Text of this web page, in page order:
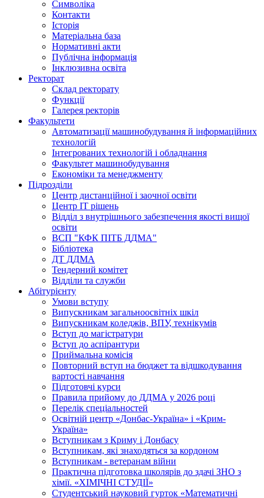
Символіка
Контакти
Історія
Матеріальна база
Нормативні акти
Публічна інформація
Інклюзивна освіта
Ректорат
Склад ректорату
Функції
Галерея ректорів
Факультети
Автоматизації машинобудування й інформаційних
технологій
Інтегрованих технологій і обладнання
Факультет машинобудування
Економіки та менеджменту
Підрозділи
Центр дистанційної і заочної освіти
Центр ІТ рішень
Відділ з внутрішнього забезпечення якості вищої
освіти
ВСП "КФК ПІТБ ДДМА"
Бібліотека
ДТ ДДМА
Тендерний комітет
Відділи та служби
Абітурієнту
Умови вступу
Випускникам загальноосвітніх шкіл
Випускникам коледжів, ВПУ, технікумів
Вступ до магістратури
Вступ до аспірантури
Приймальна комісія
Повторний вступ на бюджет та відшкодування
вартості навчання
Підготовчі курси
Правила прийому до ДДМА у 2026 році
Перелік спеціальностей
Освітній центр «Донбас-Україна» і «Крим-
Україна»
Вступникам з Криму і Донбасу
Вступникам, які знаходяться за кордоном
Вступникам - ветеранам війни
Практична підготовка школярів до здачі ЗНО з
хімії. «ХІМІЧНІ СТУДІЇ»
Студентський науковий гурток «Математичні